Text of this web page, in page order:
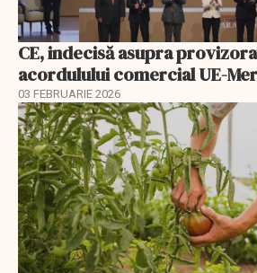
CE, indecisă asupra
acordulului comercial UE-
03 FEBRUARIE 2026